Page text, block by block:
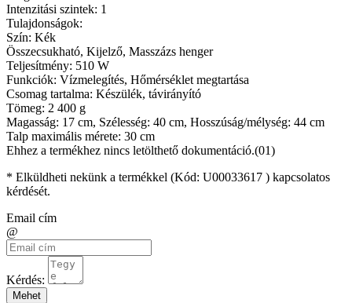
Intenzitási szintek: 1
Tulajdonságok:
Szín: Kék
Összecsukható, Kijelző, Masszázs henger
Teljesítmény: 510 W
Funkciók: Vízmelegítés, Hőmérséklet megtartása
Csomag tartalma: Készülék, távirányító
Tömeg: 2 400 g
Magasság: 17 cm, Szélesség: 40 cm, Hosszúság/mélység: 44 cm
Talp maximális mérete: 30 cm
Ehhez a termékhez nincs letölthető dokumentáció.(01)
* Elküldheti nekünk a termékkel (Kód: U00033617 ) kapcsolatos
kérdését.
Email cím
@
Kérdés:
Mehet